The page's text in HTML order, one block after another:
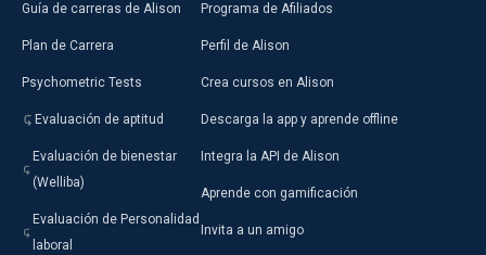
Guía de carreras de Alison
Plan de Carrera
Psychometric Tests
Evaluación de aptitud
Evaluación de bienestar
(Welliba)
Evaluación de Personalidad
laboral
Programa de Afiliados
Perfil de Alison
Crea cursos en Alison
Descarga la app y aprende offline
Integra la API de Alison
Aprende con gamificación
Invita a un amigo